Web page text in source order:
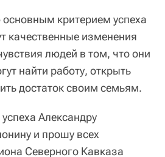
основным критерием успеха
качественные изменения
людей в том, что они
найти работу, открыть
достаток своим семьям.
Александру
и прошу всех
Северного Кавказа